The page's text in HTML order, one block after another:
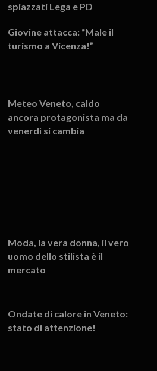
spiazzati Lega e PD
Giovine attacca: “Male il
turismo a Vicenza!”
Meteo Veneto, caldo
ancora protagonista ma da
venerdì si cambia
Moda, la vera donna, il vero
uomo dello stilista è il
mercato
Ondate di calore in Veneto:
stato di attenzione!